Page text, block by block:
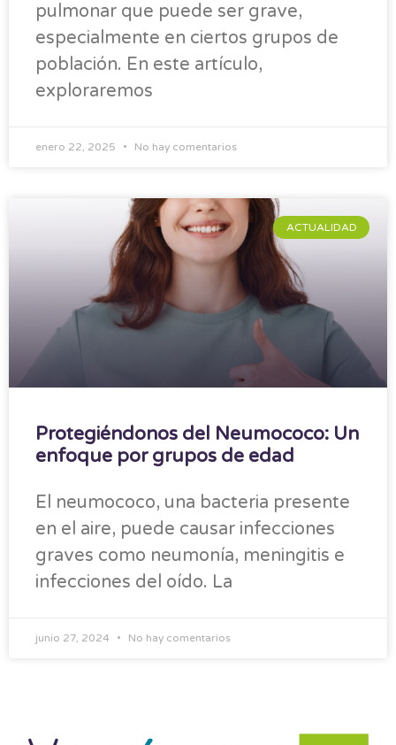
pulmonar que puede ser grave,
especialmente en ciertos grupos de
población. En este artículo,
exploraremos
enero 22, 2025 No hay comentarios
ACTUALIDAD
Protegiéndonos del Neumococo: Un
enfoque por grupos de edad
El neumococo, una bacteria presente
en el aire, puede causar infecciones
graves como neumonía, meningitis e
infecciones del oído. La
junio 27, 2024 No hay comentarios